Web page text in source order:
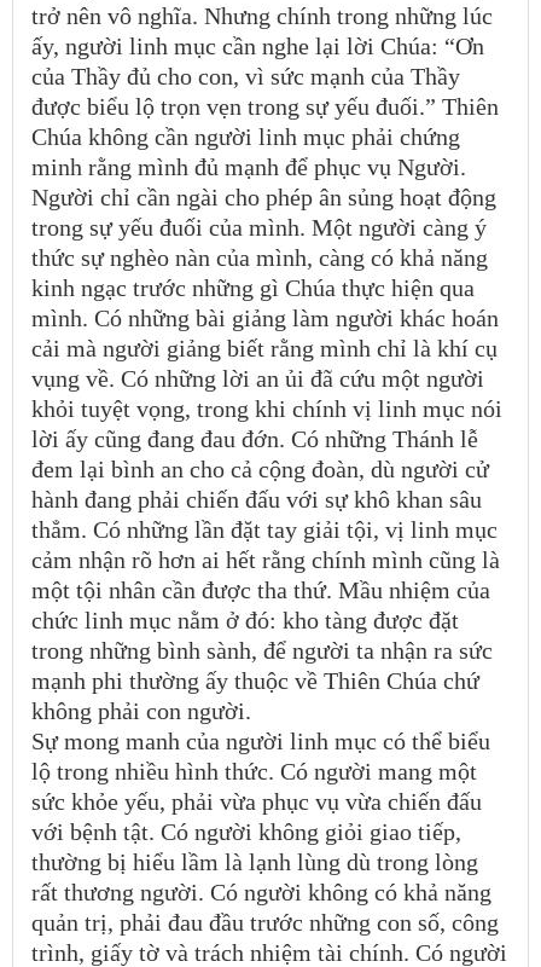
trở nên vô nghĩa. Nhưng chính trong những lúc
ấy, người linh mục cần nghe lại lời Chúa: “Ơn
của Thầy đủ cho con, vì sức mạnh của Thầy
được biểu lộ trọn vẹn trong sự yếu đuối.” Thiên
Chúa không cần người linh mục phải chứng
minh rằng mình đủ mạnh để phục vụ Người.
Người chỉ cần ngài cho phép ân sủng hoạt động
trong sự yếu đuối của mình. Một người càng ý
thức sự nghèo nàn của mình, càng có khả năng
kinh ngạc trước những gì Chúa thực hiện qua
mình. Có những bài giảng làm người khác hoán
cải mà người giảng biết rằng mình chỉ là khí cụ
vụng về. Có những lời an ủi đã cứu một người
khỏi tuyệt vọng, trong khi chính vị linh mục nói
lời ấy cũng đang đau đớn. Có những Thánh lễ
đem lại bình an cho cả cộng đoàn, dù người cử
hành đang phải chiến đấu với sự khô khan sâu
thẳm. Có những lần đặt tay giải tội, vị linh mục
cảm nhận rõ hơn ai hết rằng chính mình cũng là
một tội nhân cần được tha thứ. Mầu nhiệm của
chức linh mục nằm ở đó: kho tàng được đặt
trong những bình sành, để người ta nhận ra sức
mạnh phi thường ấy thuộc về Thiên Chúa chứ
không phải con người.
Sự mong manh của người linh mục có thể biểu
lộ trong nhiều hình thức. Có người mang một
sức khỏe yếu, phải vừa phục vụ vừa chiến đấu
với bệnh tật. Có người không giỏi giao tiếp,
thường bị hiểu lầm là lạnh lùng dù trong lòng
rất thương người. Có người không có khả năng
quản trị, phải đau đầu trước những con số, công
trình, giấy tờ và trách nhiệm tài chính. Có người